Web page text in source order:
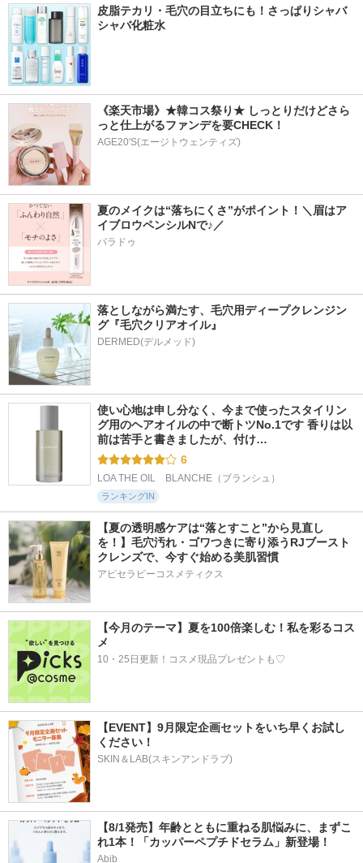
皮脂テカリ・毛穴の目立ちにも！さっぱりシャバ
シャバ化粧水
《楽天市場》★韓コス祭り★ しっとりだけどさら
っと仕上がるファンデを要CHECK！
AGE20'S(エージトウェンティズ)
夏のメイクは“落ちにくさ”がポイント！＼眉はア
イブロウペンシルNで♪／
パラドゥ
落としながら満たす、毛穴用ディープクレンジン
グ『毛穴クリアオイル』
使い心地は申し分なく、今まで使ったスタイリン
グ用のヘアオイルの中で断トツNo.1です 香りは以
前は苦手と書きましたが、付け…
6
LOA THE OIL　BLANCHE（ブランシュ）
ランキングIN
【夏の透明感ケアは“落とすこと”から見直し
を！】毛穴汚れ・ゴワつきに寄り添うRJブースト
クレンズで、今すぐ始める美肌習慣
アピセラピーコスメティクス
【今月のテーマ】夏を100倍楽しむ！私を彩るコス
メ
10・25日更新！コスメ現品プレゼントも♡
【EVENT】9月限定企画セットをいち早くお試し
ください！
SKIN＆LAB(スキンアンドラブ)
【8/1発売】年齢とともに重ねる肌悩みに、まずこ
れ1本！「カッパーペプチドセラム」新登場！
Abib